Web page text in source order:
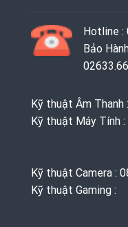
Hotline :
Bảo
Kỹ thuật Âm Thanh
Kỹ thuật Máy Tính :
Kỹ thuật Camera :
Kỹ thuật Gaming ‭: ‬